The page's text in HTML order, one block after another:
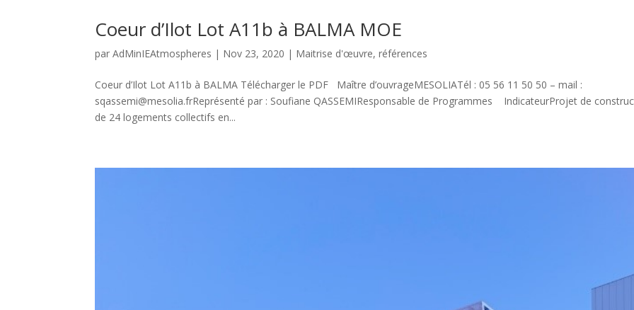
Coeur d’Ilot Lot A11b à BALMA MOE
parAdMinIEAtmospheres | Nov 23, 2020 | Maitrise d'œuvre,références
Coeur d’Ilot Lot A11b à BALMA Télécharger le PDF Maître d’ouvrageMESOLIATél : 05 56 11 50 50 – mail :
sqassemi@mesolia.frReprésenté par : Soufiane QASSEMIResponsable de Programmes IndicateurProjet de
de 24 logements collectifs en...